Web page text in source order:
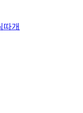
따개